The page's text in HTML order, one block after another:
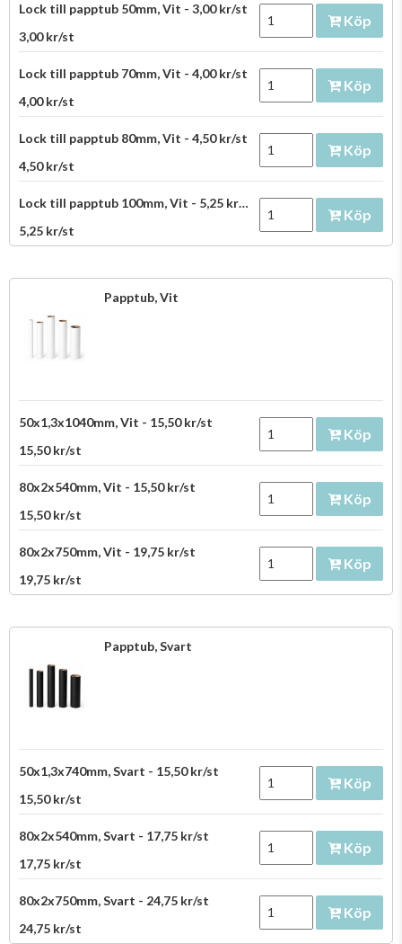
Lock till papptub 50mm, Vit - 3,00 kr/st
3,00 kr/st
Köp
Lock till papptub 70mm, Vit - 4,00 kr/st
4,00 kr/st
Köp
Lock till papptub 80mm, Vit - 4,50 kr/st
4,50 kr/st
Köp
Lock till papptub 100mm, Vit - 5,25 kr/st
5,25 kr/st
Köp
Papptub, Vit
50x1,3x1040mm, Vit - 15,50 kr/st
15,50 kr/st
Köp
80x2x540mm, Vit - 15,50 kr/st
15,50 kr/st
Köp
80x2x750mm, Vit - 19,75 kr/st
19,75 kr/st
Köp
Papptub, Svart
50x1,3x740mm, Svart - 15,50 kr/st
15,50 kr/st
Köp
80x2x540mm, Svart - 17,75 kr/st
17,75 kr/st
Köp
80x2x750mm, Svart - 24,75 kr/st
24,75 kr/st
Köp